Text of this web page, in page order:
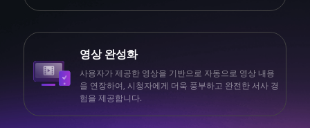
영상 완성화
사용자가 제공한 영상을 기반으로 자동으로 영상 내용
을 연장하여, 시청자에게 더욱 풍부하고 완전한 서사 경
험을 제공합니다.